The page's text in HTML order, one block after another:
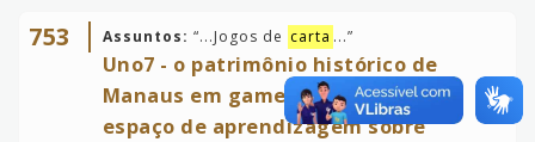
753 Assuntos: “...Jogos de carta ...”
Uno7 - o patrimônio histórico de
Manaus em game: a cidade como
espaço de aprendizagem sobre